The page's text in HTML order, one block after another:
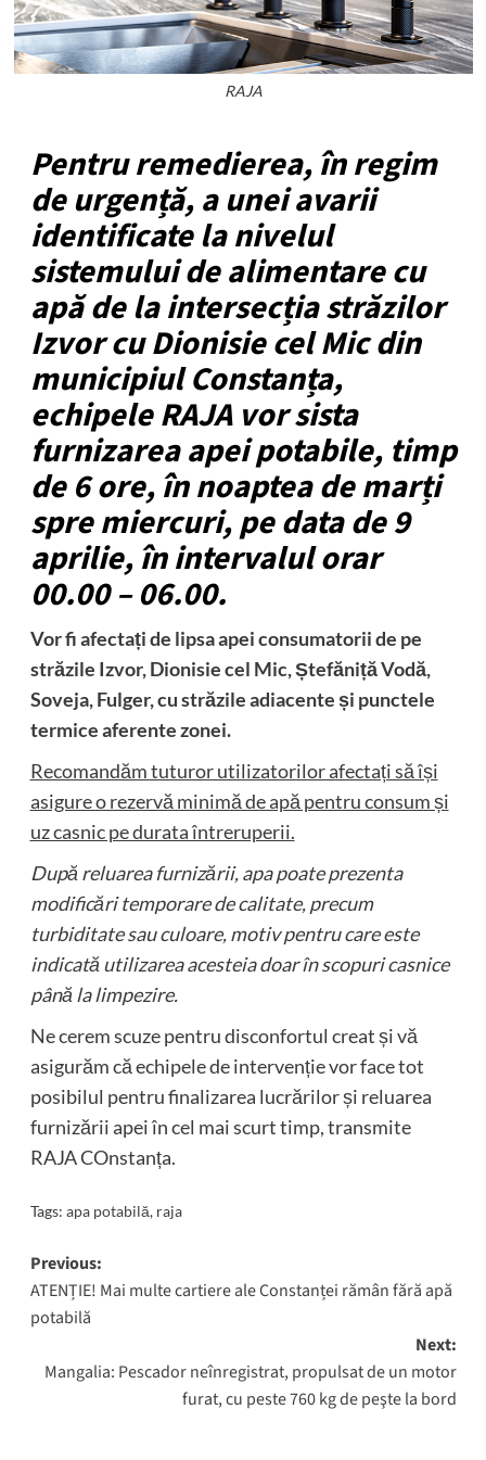
RAJA
Pentru remedierea, în regim
de urgență, a unei avarii
identificate la nivelul
sistemului de alimentare cu
apă de la intersecția străzilor
Izvor cu Dionisie cel Mic din
municipiul Constanța,
echipele RAJA vor sista
furnizarea apei potabile, timp
de 6 ore, în noaptea de marți
spre miercuri, pe data de 9
aprilie, în intervalul orar
00.00 – 06.00.
Vor fi afectați de lipsa apei consumatorii de pe
străzile Izvor, Dionisie cel Mic, Ștefăniță Vodă,
Soveja, Fulger,cu străzile adiacente și punctele
termice aferente zonei.
Recomandăm tuturor utilizatorilor afectați să își
asigure o rezervă minimă de apă pentru consum și
uz casnic pe durata întreruperii.
După reluarea furnizării, apa poate prezenta
modificări temporare de calitate, precum
turbiditate sau culoare, motiv pentru care este
indicată utilizarea acesteia doar în scopuri casnice
până la limpezire.
Ne cerem scuze pentru disconfortul creat și vă
asigurăm că echipele de intervenție vor face tot
posibilul pentru finalizarea lucrărilor și reluarea
furnizării apei în cel mai scurt timp, transmite
RAJA COnstanța.
Tags: apa potabilă, raja
Post
navigation
Previous:
ATENȚIE! Mai multe cartiere ale Constanței rămân fără apă
potabilă
Next:
Mangalia: Pescador neînregistrat, propulsat de un motor
furat, cu peste 760 kg de peşte la bord